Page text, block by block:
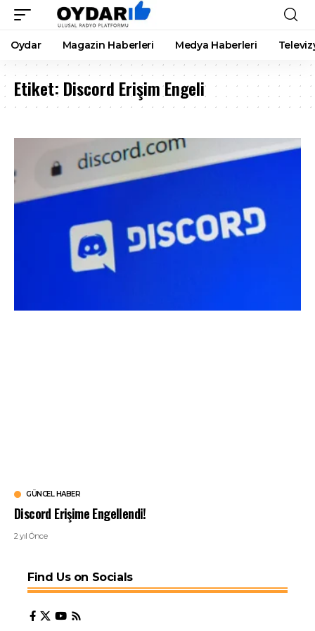
Oydar Magazin Haberleri Medya Haberleri
Etiket: Discord Erişim Engeli
GÜNCEL HABER
Discord Erişime Engellendi!
2 yıl Önce
Find Us on Socials